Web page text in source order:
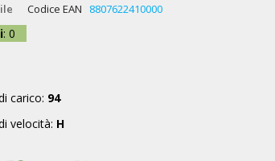
Codice EAN 8807622410000
: 0
carico: 94
velocità: H